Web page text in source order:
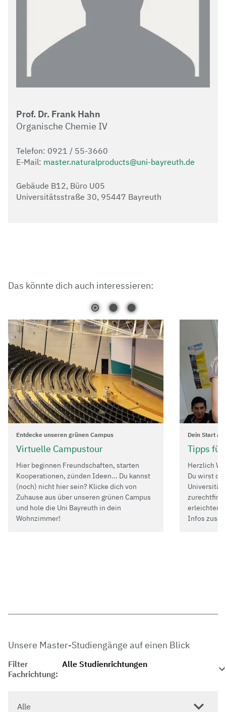
Prof. Dr. Frank Hahn
Organische Chemie IV
Telefon: 0921 / 55-3660
E-Mail: master.naturalproducts@uni-bayreuth.de
Gebäude B12, Büro U05
Universitätsstraße 30, 95447 Bayreuth
Das könnte dich auch interessieren:
Entdecke unseren grünen Campus
Virtuelle Campustour
Hier beginnen Freundschaften, starten
Kooperationen, zünden Ideen... Du kannst
(noch) nicht hier sein? Klicke dich von
Zuhause aus über unseren grünen Campus
und hole die Uni Bayreuth in dein
Wohnzimmer!
Dein Start
Tipps
Herzlich
Du wirst
Universität
erleichtern,
Infos
Unsere Master-Studiengänge auf einen Blick
Filter
Fachrichtung:
Alle